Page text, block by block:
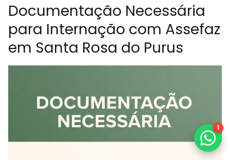
Documentação Necessária
para Internação com Assefaz
em Santa Rosa do Purus
1